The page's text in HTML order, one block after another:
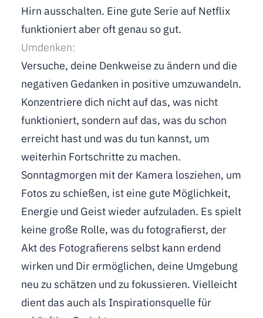
Hirn ausschalten. Eine gute Serie auf Netflix
funktioniert aber oft genau so gut.
Umdenken:
Versuche, deine Denkweise zu ändern und die
negativen Gedanken in positive umzuwandeln.
Konzentriere dich nicht auf das, was nicht
funktioniert, sondern auf das, was du schon
erreicht hast und was du tun kannst, um
weiterhin Fortschritte zu machen.
Sonntagmorgen mit der Kamera losziehen, um
Fotos zu schießen, ist eine gute Möglichkeit,
Energie und Geist wieder aufzuladen. Es spielt
keine große Rolle, was du fotografierst, der
Akt des Fotografierens selbst kann erdend
wirken und Dir ermöglichen, deine Umgebung
neu zu schätzen und zu fokussieren. Vielleicht
dient das auch als Inspirationsquelle für